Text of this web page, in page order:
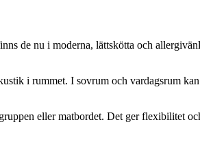
de nu i moderna, lättskötta och
i rummet. I sovrum och vardagsrum
eller matbordet. Det ger flexibilitet